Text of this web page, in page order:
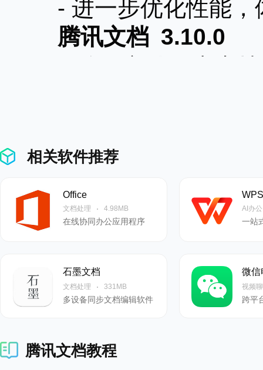
- 进一步优化性能，
腾讯文档 3.10.0
腾讯文档 3.9.20
- 在线PDF：PDF新
助用户更直观地标注重
- 在线表格(Excel):新
名，方便在公式中更直
腾讯文档 3.1.11
相关软件推荐
Office
文档处理 4.98MB
在线协同办公应用程序
AI办公
石墨文档
文档处理 331MB
多设备同步文档编辑软件
微信
视频
跨平
腾讯文档教程